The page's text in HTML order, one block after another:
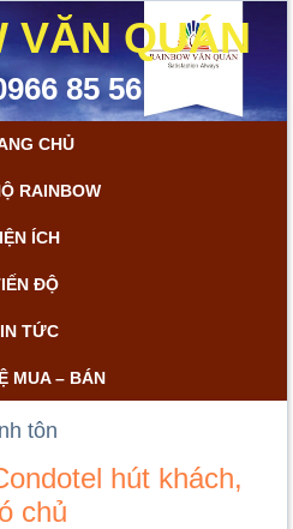
VĂN QUÁN
85 56 85
CHỦ
RAINBOW
ÍCH
ĐỘ
TỨC
MUA – BÁN
tôn
hút khách,
chủ